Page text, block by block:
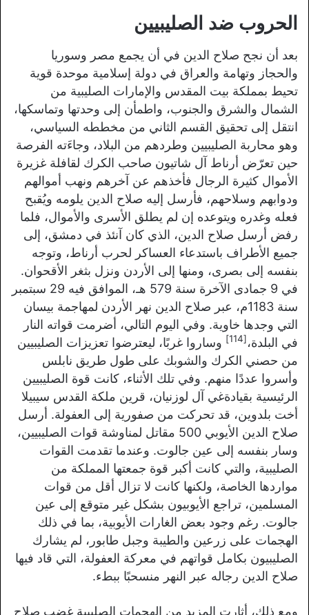
الحروب ضد الصليبيين
بعد أن نجح صلاح الدين في أن يجمع مصر وسوريا
والحجاز وتهامة والعراق في دولة إسلامية موحدة قوية
تحيط بمملكة بيت المقدس والإمارات الصليبية من
الشمال والشرق والجنوب، واطمأن إلى وحدتها وتماسكها،
انتقل إلى تحقيق القسم الثاني من مخططه السياسي،
وهو محاربة الصليبيين وطردهم من البلاد، وجاءَته الفرصة
حين تعرّض أرناط آل شاتيون صاحب الكرك لقافلة غزيرة
الأموال كثيرة الرجال فأخذهم عن آخرهم ونهب أموالهم
ودوابهم وسلاحهم، فأرسل إليه صلاح الدين يلومه ويُقبح
فعله وغدره ويتوعده إن لم يطلق الأسرى والأموال، فلما
رفض أرسل صلاح الدين، الذي كان آنئذ في دمشق، إلى
جميع الأطراف باستدعاء العساكر لحرب أرناط، وتوجه
بنفسه إلى بصرى، ومنها إلى الأردن ونزل بثغر الأقحوان.
في 9 جمادى الآخرة سنة 579 هـ، الموافق فيه 29 سبتمبر
سنة 1183م، عبر صلاح الدين نهر الأردن لمهاجمة بيسان
التي وجدها خاوية. وفي اليوم التالي، أضرمت قواته النار
في البلدة،[114]
وساروا غربًا، ليعترضوا تعزيزات الصليبيين
من حصني الكرك والشوبك على طول طريق نابلس
وأسروا عددًا منهم. وفي تلك الأثناء، كانت قوة الصليبيين
الرئيسية بقيادةغي آل لوزنيان، قرين ملكة القدس سيبيلا
أخت بلدوين، قد تحركت من صفورية إلى العفولة. أرسل
صلاح الدين الأيوبي 500 مقاتل لمناوشة قوات الصليبيين،
وسار بنفسه إلى عين جالوت. وعندما تقدمت القوات
الصليبية، والتي كانت أكبر قوة جمعتها المملكة من
مواردها الخاصة، ولكنها كانت لا تزال أقل من قوات
المسلمين، تراجع الأيوبيون بشكل غير متوقع إلى عين
جالوت. رغم وجود بعض الغارات الأيوبية، بما في ذلك
الهجمات على زرعين والطيبة وجبل طابور، لم يشارك
الصليبيون بكامل قواتهم في معركة العفولة، التي قاد فيها
صلاح الدين رجاله عبر النهر منسحبًا ببطء.
ومع ذلك، أثارت المزيد من الهجمات الصليبية غضب صلاح